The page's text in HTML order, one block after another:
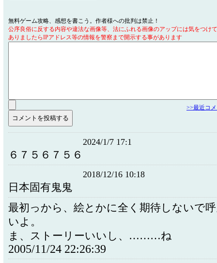
無料ゲーム攻略、感想を書こう。作者様への批判は禁止！
公序良俗に反する内容や違法な画像等、法にふれる画像のアップには気をつけ
ありましたらIPアドレス等の情報を警察まで開示する事があります
>>最近コ
2024/1/7 17:1
６７５６７５６
2018/12/16 10:18
日本固有鬼鬼
最初っから、絵とかに全く期待しないで
いよ。
ま、ストーリーいいし、………ね
2005/11/24 22:26:39